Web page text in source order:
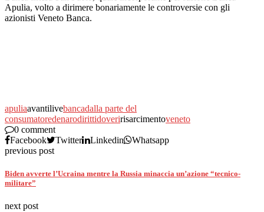
Apulia, volto a dirimere bonariamente le controversie con gli
azionisti Veneto Banca.
apuliaavantilivebancadalla parte del
consumatoredenarodirittidoveririsarcimentoveneto
0 comment
Facebook
Twitter Linkedin
Whatsapp
previous post
Biden avverte l’Ucraina mentre la Russia minaccia un’azione “tecnico-
militare”
next post